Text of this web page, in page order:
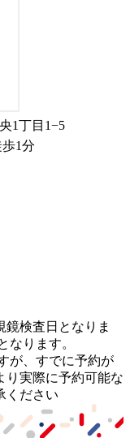
1丁目1−5
歩1分
検査日となりま
なります。
が、すでに予約が
り実際に予約可能な
ください